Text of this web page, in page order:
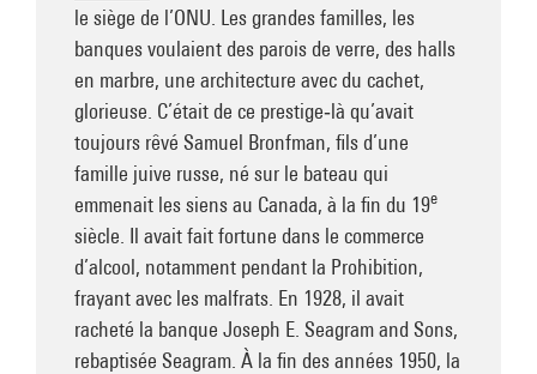
le siège de l’ONU. Les grandes familles, les
banques voulaient des parois de verre, des halls
en marbre, une architecture avec du cachet,
glorieuse. C’était de ce prestige‑là qu’avait
toujours rêvé Samuel Bronfman, fils d’une
famille juive russe, né sur le bateau qui
emmenait les siens au Canada, à la fin du 19e
siècle. Il avait fait fortune dans le commerce
d’alcool, notamment pendant la Prohibition,
frayant avec les malfrats. En 1928, il avait
racheté la banque Joseph E. Seagram and Sons,
rebaptisée Seagram. À la fin des années 1950, la